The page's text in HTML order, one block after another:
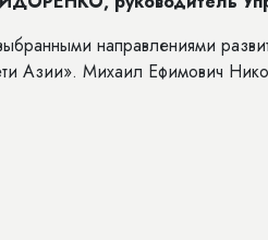
направлениями
Азии». Михаил Ефимович